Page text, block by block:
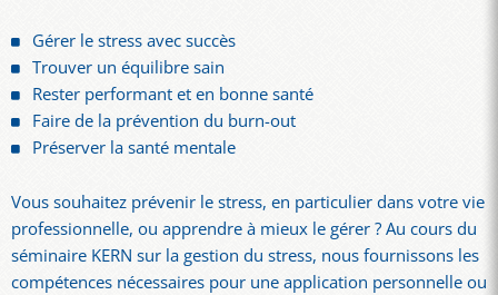
Gérer le stress avec succès
Trouver un équilibre sain
Rester performant et en bonne santé
Faire de la prévention du burn-out
Préserver la santé mentale
Vous souhaitez prévenir le stress, en particulier dans votre vie
professionnelle, ou apprendre à mieux le gérer ? Au cours du
séminaire KERN sur la gestion du stress, nous fournissons les
compétences nécessaires pour une application personnelle ou